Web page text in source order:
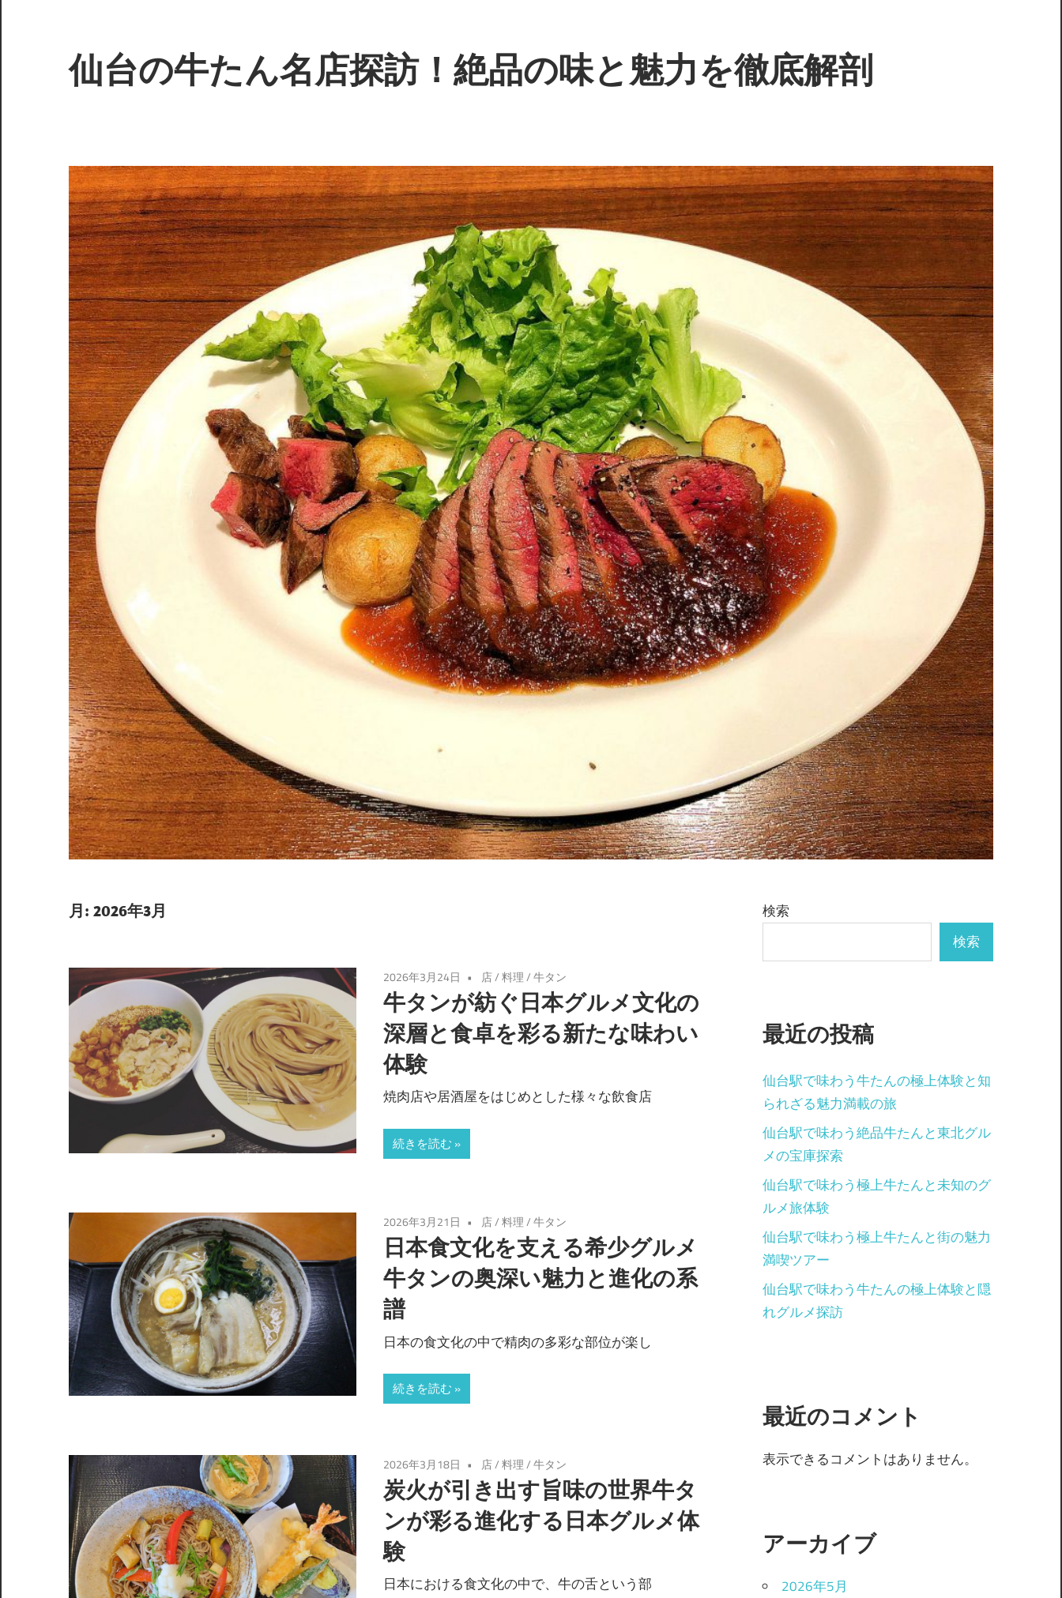
テ
ン
キ
ッ
プ
仙台の牛たん名店探訪！絶品の味と魅力を徹底解剖
肉
質
が
魅
了
す
る、
仙
台
の
隠
れ
た
名
店
を
発
見！
月: 2026年3月
2026年3月24日 店/料理/牛タン
牛タンが紡ぐ日本グルメ文化の
深層と食卓を彩る新たな味わい
体験
焼肉店や居酒屋をはじめとした様々な飲食店
続きを読む
2026年3月21日 店/料理/牛タン
日本食文化を支える希少グルメ
牛タンの奥深い魅力と進化の系
譜
日本の食文化の中で精肉の多彩な部位が楽し
続きを読む
2026年3月18日 店/料理/牛タン
炭火が引き出す旨味の世界牛タ
ンが彩る進化する日本グルメ体
験
日本における食文化の中で、牛の舌という部
検索
検索
最近の投稿
仙台駅で味わう牛たんの極上体験と知
られざる魅力満載の旅
仙台駅で味わう絶品牛たんと東北グル
メの宝庫探索
仙台駅で味わう極上牛たんと未知のグ
ルメ旅体験
仙台駅で味わう極上牛たんと街の魅力
満喫ツアー
仙台駅で味わう牛たんの極上体験と隠
れグルメ探訪
最近のコメント
表示できるコメントはありません。
アーカイブ
2026年5月